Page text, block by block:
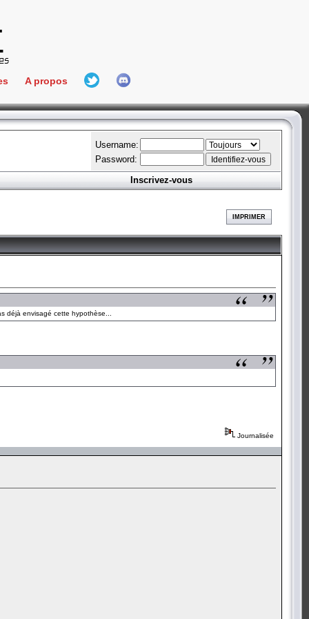
Connect
A propos
L'équipe
Hall Of Fame
Username:
Password:
Inscrivez-vous
IMPRIMER
déjà envisagé cette hypothèse...
Journalisée